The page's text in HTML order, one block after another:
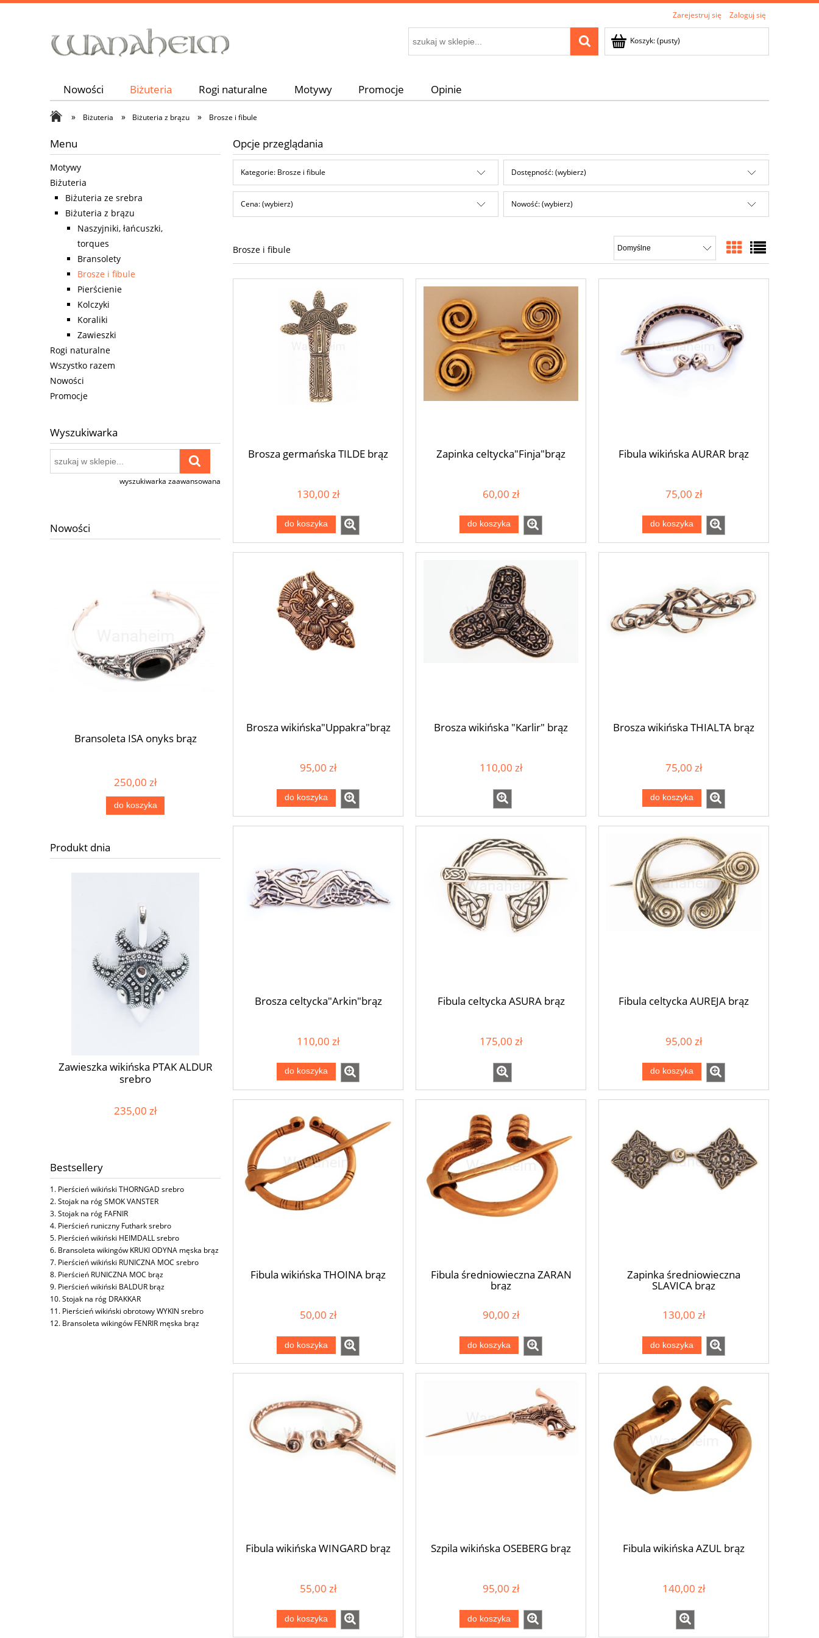
Zarejestruj się Zaloguj się
Koszyk:(pusty)
Nowości Biżuteria Rogi naturalne Motywy Promocje Opinie
» Biżuteria » Biżuteria z brązu » Brosze i fibule
Menu
Motywy
Biżuteria
Biżuteria ze srebra
Biżuteria z brązu
Naszyjniki, łańcuszki,
torques
Bransolety
Brosze i fibule
Pierścienie
Kolczyki
Koraliki
Zawieszki
Rogi naturalne
Wszystko razem
Nowości
Promocje
Wyszukiwarka
wyszukiwarka zaawansowana
Nowości
Bransoleta ISA onyks brąz
250,00 zł
do koszyka
Bransoleta celtycka SULIS brąz
do koszyka
Produkt dnia
Zawieszka wikińska PTAK ALDUR
srebro
235,00 zł
srebro
150,00 zł
do koszyka
50,00 zł
do koszyka
czarny onyks srebro otwierany
515,00 zł
Bestsellery
Pierścień wikiński THORNGAD srebro
Stojak na róg SMOK VANSTER
Stojak na róg FAFNIR
Pierścień runiczny Futhark srebro
Pierścień wikiński HEIMDALL srebro
Bransoleta wikingów KRUKI ODYNA męska brąz
Pierścień wikiński RUNICZNA MOC srebro
Pierścień RUNICZNA MOC brąz
Pierścień wikiński BALDUR brąz
Stojak na róg DRAKKAR
Pierścień wikiński obrotowy WYKIN srebro
Bransoleta wikingów FENRIR męska brąz
Opcje przeglądania
Kategorie: Brosze i fibule Dostępność: (wybierz)
Cena: (wybierz) Nowość: (wybierz)
Brosze i fibule
Brosza germańska TILDE brąz
130,00 zł
do koszyka
Zapinka celtycka"Finja"brąz
60,00 zł
do koszyka
Fibula wikińska AURAR brąz
75,00 zł
do koszyka
Brosza wikińska"Uppakra"brąz
95,00 zł
do koszyka
Brosza wikińska "Karlir" brąz
110,00 zł
Brosza wikińska THIALTA brąz
75,00 zł
do koszyka
Brosza celtycka"Arkin"brąz
110,00 zł
do koszyka
Fibula celtycka ASURA brąz
175,00 zł
Fibula celtycka AUREJA brąz
95,00 zł
do koszyka
Fibula wikińska THOINA brąz
50,00 zł
do koszyka
Fibula średniowieczna ZARAN
brąz
90,00 zł
do koszyka
Zapinka średniowieczna
SLAVICA brąz
130,00 zł
do koszyka
Fibula wikińska WINGARD brąz
55,00 zł
do koszyka
Szpila wikińska OSEBERG brąz
95,00 zł
do koszyka
Fibula wikińska AZUL brąz
140,00 zł